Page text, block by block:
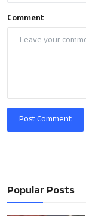
Comment
Post Comment
Popular Posts